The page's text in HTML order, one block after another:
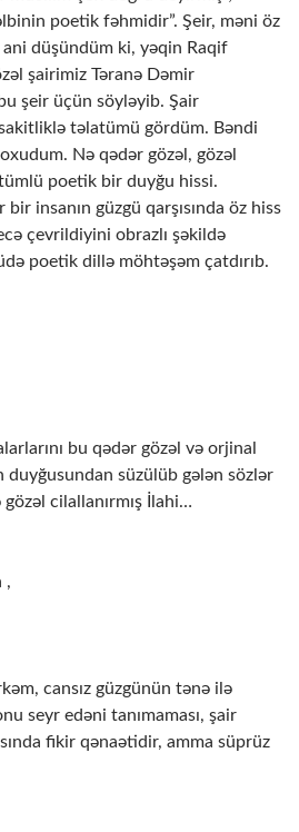
poetik fəhmidir”. Şeir, məni öz
ani düşündüm ki, yəqin Raqif
şairimiz Təranə Dəmir
bu şeir üçün söyləyib. Şair
təlatümü gördüm. Bəndi
Nə qədər gözəl, gözəl
poetik bir duyğu hissi.
insanın güzgü qarşısında öz hiss
çevrildiyini obrazlı şəkildə
poetik dillə möhtəşəm çatdırıb.
bu qədər gözəl və orjinal
duyğusundan süzülüb gələn sözlər
gözəl cilallanırmış İlahi…
,
cansız güzgünün tənə ilə
seyr edəni tanımaması, şair
fikir qənaətidir, amma süprüz